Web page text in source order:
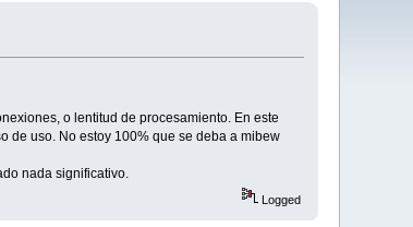
o lentitud de procesamiento. En este
de uso. No estoy 100% que se deba a mibew
nada significativo.
Logged